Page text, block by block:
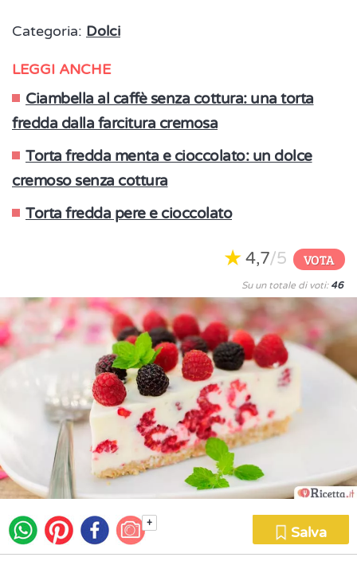
Categoria: Dolci
LEGGI ANCHE
Ciambella al caffè senza cottura: una torta
fredda dalla farcitura cremosa
Torta fredda menta e cioccolato: un dolce
cremoso senza cottura
Torta fredda pere e cioccolato
4,7/5 VOTA
Su un totale di voti: 46
+
Salva